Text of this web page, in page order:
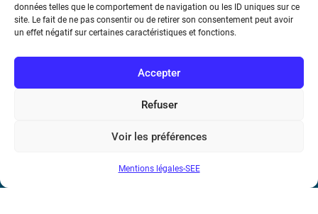
données telles que le comportement de navigation ou les ID uniques sur ce
site. Le fait de ne pas consentir ou de retirer son consentement peut avoir
un effet négatif sur certaines caractéristiques et fonctions.
Accepter
Refuser
Voir les préférences
Mentions légales-SEE
Bicentenaire des découvertes d’André-
Marie Ampère
Mentions légales
communautaire : FR44 785 393 232